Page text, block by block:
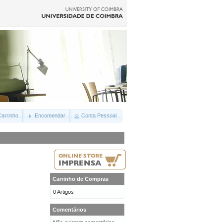
Encomendar Conta Pessoal
Carrinho de Compras
0 Artigos
Comentários